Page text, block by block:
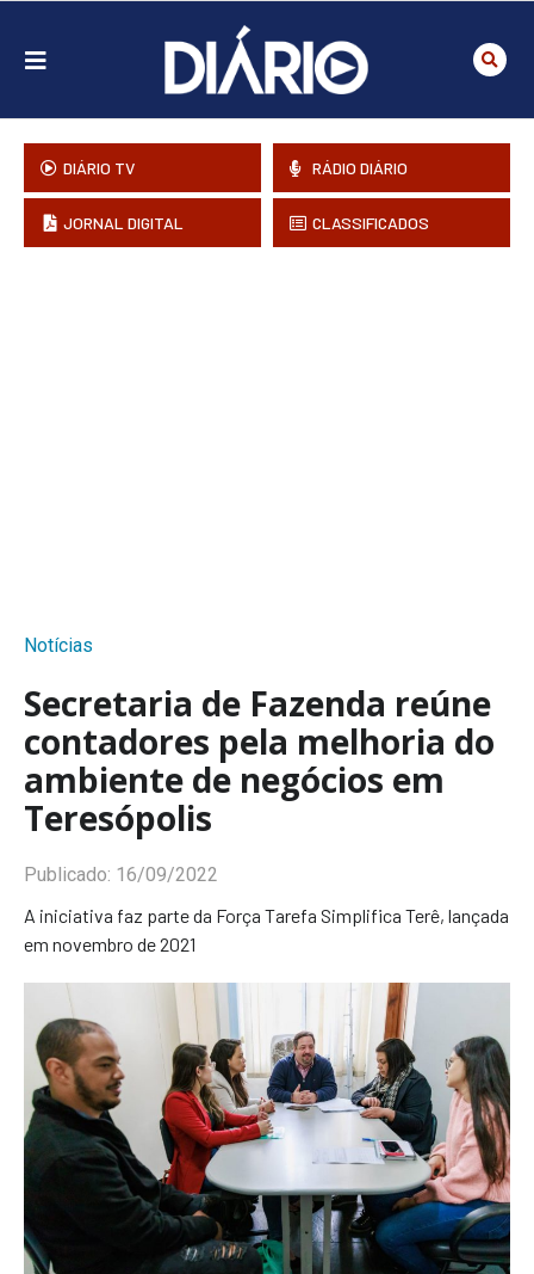
DIÁRIO TV RÁDIO DIÁRIO
JORNAL DIGITAL CLASSIFICADOS
Notícias
Secretaria de Fazenda reúne
contadores pela melhoria do
ambiente de negócios em
Teresópolis
Publicado: 16/09/2022
A iniciativa faz parte da Força Tarefa Simplifica Terê, lançada
em novembro de 2021